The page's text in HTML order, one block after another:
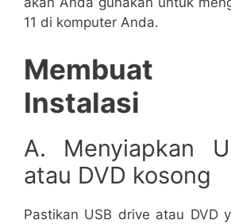
11 di komputer Anda.
Membuat
Instalasi
A. Menyiapkan
atau DVD kosong
Pastikan USB drive atau DVD